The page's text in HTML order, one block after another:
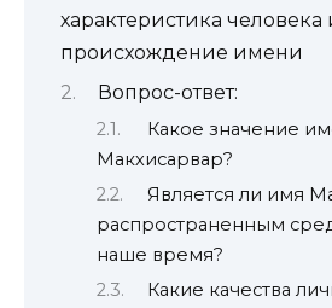
характеристика человека
происхождение имени
Вопрос-ответ:
Какое значение
Макхисарвар?
Является ли имя
распространенным
наше время?
Какие качества